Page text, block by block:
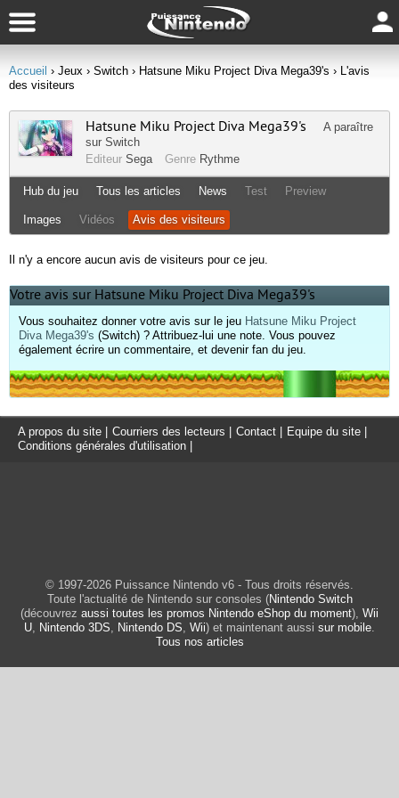
Accueil › Jeux › Switch › Hatsune Miku Project Diva Mega39's › L'avis
des visiteurs
Hatsune Miku Project Diva Mega39's
A paraître
sur Switch
Editeur Sega Genre Rythme
Hub du jeu Tous les articles News Test Preview
Images Vidéos Avis des visiteurs
Il n'y a encore aucun avis de visiteurs pour ce jeu.
Votre avis sur Hatsune Miku Project Diva Mega39's
Vous souhaitez donner votre avis sur le jeu Hatsune Miku Project
Diva Mega39's (Switch) ? Attribuez-lui une note. Vous pouvez
également écrire un commentaire, et devenir fan du jeu.
A propos du site Courriers des lecteurs Contact Equipe du site
Conditions générales d'utilisation
© 1997-2026 Puissance Nintendo v6 - Tous droits réservés.
Toute l'actualité de Nintendo sur consoles (Nintendo Switch
(découvrez aussi toutes les promos Nintendo eShop du moment), Wii
U, Nintendo 3DS, Nintendo DS, Wii) et maintenant aussi sur mobile.
Tous nos articles